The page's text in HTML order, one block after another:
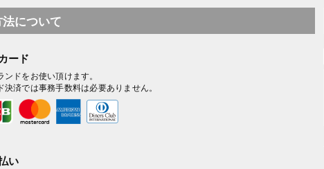
について
ード
ドをお使い頂けます。
決済では事務手数料は必要ありません。
い